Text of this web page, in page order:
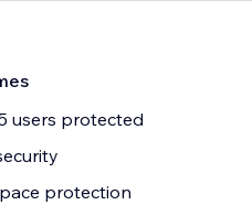
users protected
protection